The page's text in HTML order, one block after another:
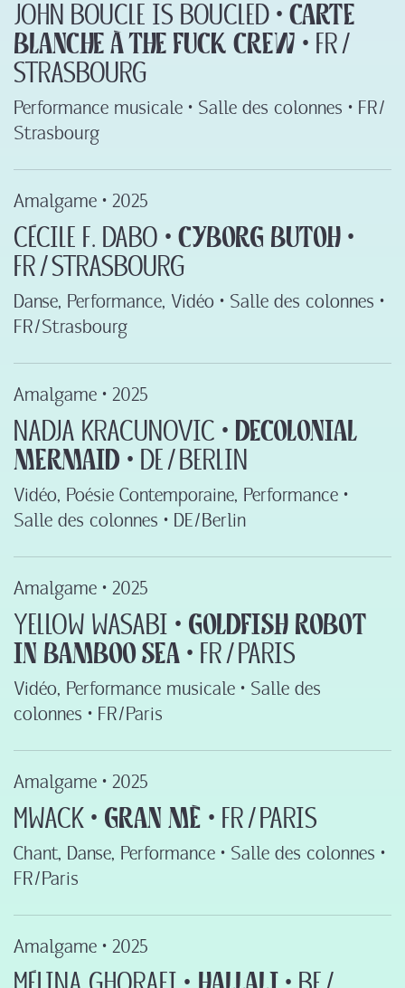
John Boucle is boucled ‍•‍Carte
blanche à The Fuck Crew ‍•‍ FR ‍/‍
Strasbourg
Performance musicale • Salle des colonnes • FR ‍/‍
Strasbourg
Amalgame • 2025
Cécile F. DABO ‍•‍Cyborg Butoh ‍•‍
FR ‍/‍ Strasbourg
Danse, Performance, Vidéo • Salle des colonnes •
FR ‍/‍ Strasbourg
Amalgame • 2025
Nadja Kracunovic ‍•‍ Decolonial
Mermaid ‍•‍ DE ‍/‍ Berlin
Vidéo, Poésie Contemporaine, Performance •
Salle des colonnes • DE ‍/‍ Berlin
Amalgame • 2025
Yellow Wasabi ‍•‍ Goldfish robot
in bamboo sea ‍•‍ FR ‍/‍ Paris
Vidéo, Performance musicale • Salle des
colonnes • FR ‍/‍ Paris
Amalgame • 2025
MwaCK ‍•‍ Gran mè ‍•‍ FR ‍/‍ Paris
Chant, Danse, Performance • Salle des colonnes •
FR ‍/‍ Paris
Amalgame • 2025
Mélina Ghorafi ‍•‍ Hallali ‍•‍ BE ‍/‍